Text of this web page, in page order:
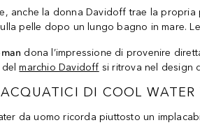
anche la donna Davidoff trae la
pelle dopo un lungo bagno in mare.
dona l’impressione di provenire
delmarchio Davidoff si ritrova nel design
DI COOL WATER
da uomo ricorda piuttosto un